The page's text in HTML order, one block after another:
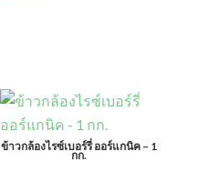
ข้าวกล้องไรซ์เบอร์รี่ ออร์แกนิค – 1
กก.